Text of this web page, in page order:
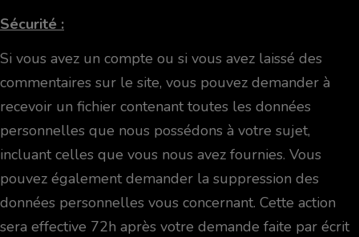
Sécurité :
Si vous avez un compte ou si vous avez laissé des
commentaires sur le site, vous pouvez demander à
recevoir un fichier contenant toutes les données
personnelles que nous possédons à votre sujet,
incluant celles que vous nous avez fournies. Vous
pouvez également demander la suppression des
données personnelles vous concernant. Cette action
sera effective 72h après votre demande faite par écrit